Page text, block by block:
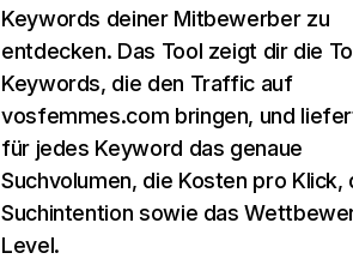
Keywords deiner Mitbewerber zu
entdecken. Das Tool zeigt dir die
Keywords, die den Traffic auf
vosfemmes.com bringen, und
für jedes Keyword das genaue
Suchvolumen, die Kosten pro Klick,
Suchintention sowie das
Level.